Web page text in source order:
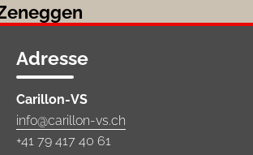
Adresse
Carillon-VS
info@carillon-vs.ch
+41 79 417 40 61